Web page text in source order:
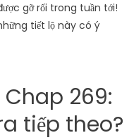
gỡ rối trong tuần tới!
tiết lộ này có ý
269:
tiếp theo?